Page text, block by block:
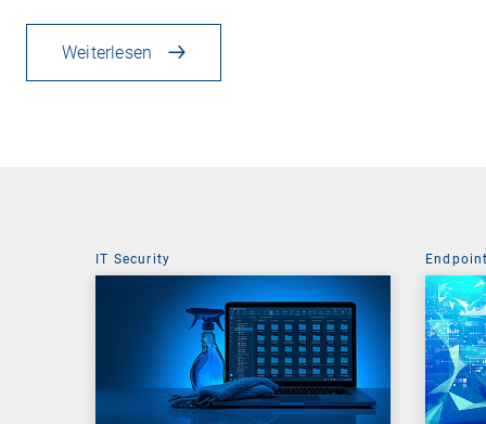
Weiterlesen
IT Security